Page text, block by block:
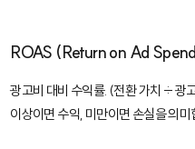
ROAS (Return on Ad
광고비 대비 수익률. (전환 가치 ÷
이상이면 수익, 미만이면 손실을 의미